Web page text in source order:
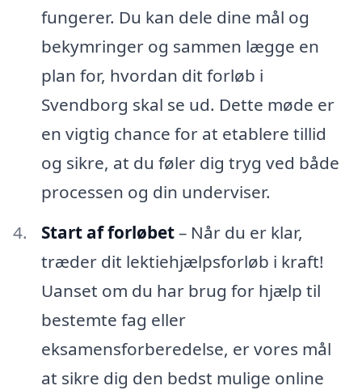
fungerer. Du kan dele dine mål og
bekymringer og sammen lægge en
plan for, hvordan dit forløb i
Svendborg skal se ud. Dette møde er
en vigtig chance for at etablere tillid
og sikre, at du føler dig tryg ved både
processen og din underviser.
Start af forløbet– Når du er klar,
træder dit lektiehjælpsforløb i kraft!
Uanset om du har brug for hjælp til
bestemte fag eller
eksamensforberedelse, er vores mål
at sikre dig den bedst mulige online